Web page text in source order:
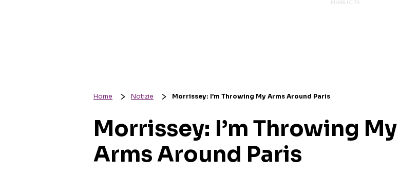
Home Notizie Morrissey: I’m Throwing My Arms Around Paris
Morrissey: I’m Throwing My
Arms Around Paris